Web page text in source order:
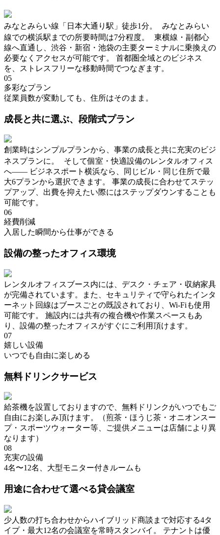
みなとみらい線「日本大通り駅」徒歩1分。 みなとみらい
線での横浜駅までの所要時間は7分程度。 東横線・副都心
線へ直通し、渋谷・新宿・池袋の主要ターミナルに乗換えの
必要なくアクセスが可能です。 首都圏全域とのビジネス
を、ストレスフリーな移動時間でつなぎます。
05
多彩なプラン
従業員数が変動しても、住所はそのまま。
成長と共に選ぶ、段階式プラン
創業時はシンプルプランから、事業の成長と共に充実のビジ
ネスプランに。 そして個室・快適設備のレンタルオフィス
へ―― ビジネスポート横浜なら、同じビル・同じ住所で最
大6プランから選択できます。 事業の成長に合わせてステッ
プアップ、出費を抑えたい際にはステップダウンすることも
可能です。
06
経費削減
入居した瞬間から仕事ができる
設備の整ったオフィス環境
レンタルオフィスブース内には、デスク・チェア・収納家具
が完備されています。また、セキュリティで守られたインタ
ーネット回線はブースごとの既設されており、Wi-Fiも使用
可能です。 施設内には共有の複合機や作業スペースもあ
り、設備の整ったオフィスがすぐにご利用頂けます。
07
嬉しい設備
いつでも自由に楽しめる
無料ドリンクサービス
給茶機を設置しておりますので、無料ドリンクがいつでもご
自由にお楽しみ頂けます。（煎茶・ほうじ茶・オニオンスー
プ・スポーツウォーター等、ご提供メニューは店舗により異
なります）
08
充実の設備
4名〜12名、大型モニター付きルームも
用途に合わせて選べる貸会議室
少人数の打ち合わせからハイブリッド商談まで対応する4タ
イプ・最大12名の会議室を常時スタンバイ。 テナントは優